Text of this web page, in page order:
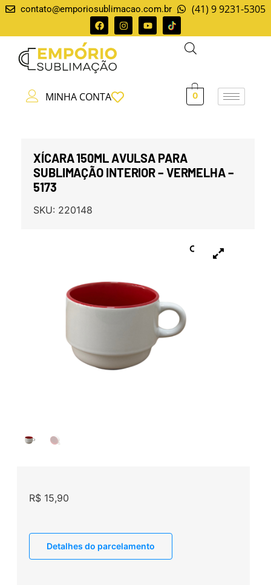
contato@emporiosublimacao.com.br (41) 9 9231-5305
MINHA CONTA 0
XÍCARA 150ML AVULSA PARA
SUBLIMAÇÃO INTERIOR – VERMELHA –
5173
SKU: 220148
R$15,90
Detalhes do parcelamento